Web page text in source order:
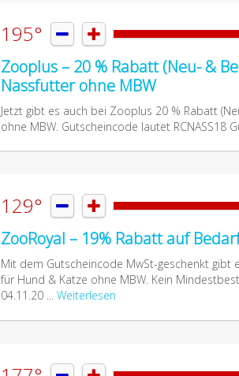
195°  
Zooplus – 20 % Rabatt (Neu- &
Nassfutter ohne MBW
Jetzt gibt es auch bei Zooplus 20 % Rabatt
ohne MBW. Gutscheincode lautet RCNASS18
129°  
ZooRoyal – 19% Rabatt auf
Mit dem Gutscheincode MwSt-geschenkt gibt
für Hund & Katze ohne MBW. Kein
04.11.20 ... Weiterlesen